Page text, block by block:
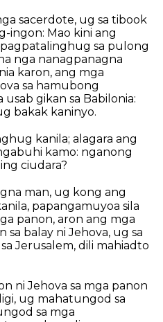
sacerdote, ug sa tibook
ingon: Mao kini ang
sa pulong
nga nanagpanagna
karon, ang mga
sa hamubong
gikan sa Babilonia:
bakak kaninyo.
kanila; alagara ang
kamo: nganong
ciudara?
man, ug kong ang
papangamuyoa sila
panon, aron ang mga
balay ni Jehova, ug sa
Jerusalem, dili mahiadto
ni Jehova sa mga panon
ug mahatungod sa
sa mga